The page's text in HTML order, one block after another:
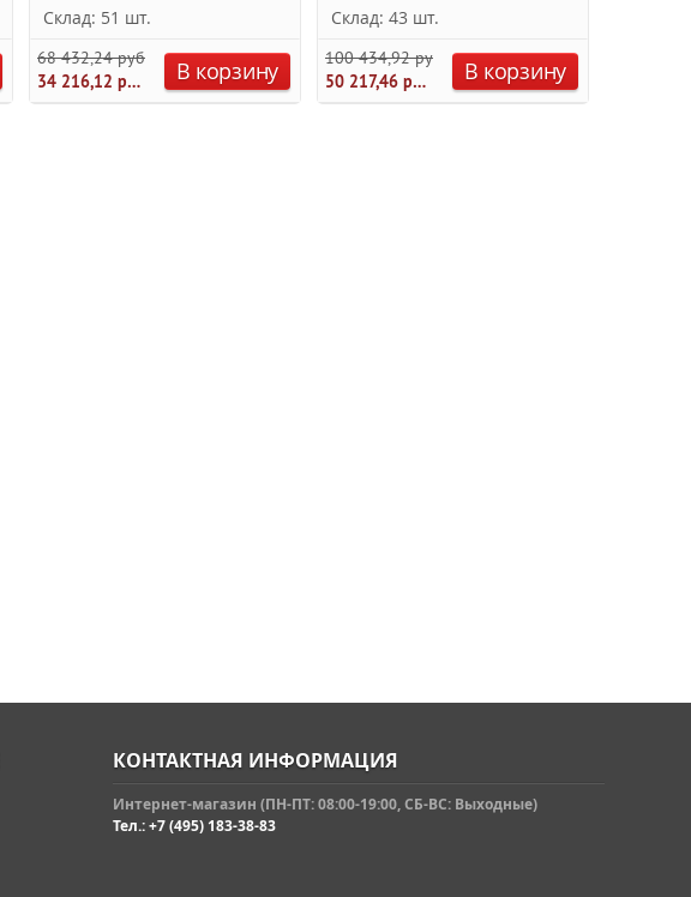
Склад: 51 шт.
68 432,24 руб.
34 216,12 руб.
В корзину
Склад: 43 шт.
100 434,92 руб.
50 217,46 руб.
В корзину
КОНТАКТНАЯ ИНФОРМАЦИЯ
Интернет-магазин (ПН-ПТ: 08:00-19:00, СБ-ВС: Выходные)
Тел.: +7 (495) 183-38-83